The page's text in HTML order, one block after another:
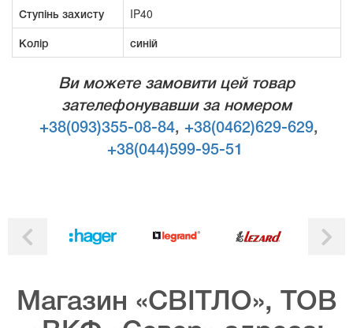
Ступінь захисту
IP40
Колір
синій
Ви можете замовити цей товар
зателефонувавши за номером
+38(093)355-08-84, +38(0462)629-629,
+38(044)599-95-51
Магазин «СВІТЛО», ТОВ